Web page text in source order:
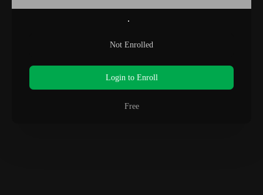
Not Enrolled
Login to Enroll
Free